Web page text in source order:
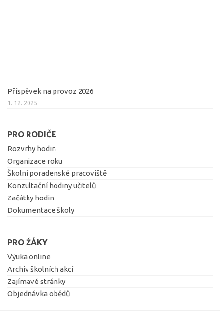
Příspěvek na provoz 2026
1. 12. 2025
PRO RODIČE
Rozvrhy hodin
Organizace roku
Školní poradenské pracoviště
Konzultační hodiny učitelů
Začátky hodin
Dokumentace školy
PRO ŽÁKY
Výuka online
Archiv školních akcí
Zajímavé stránky
Objednávka obědů